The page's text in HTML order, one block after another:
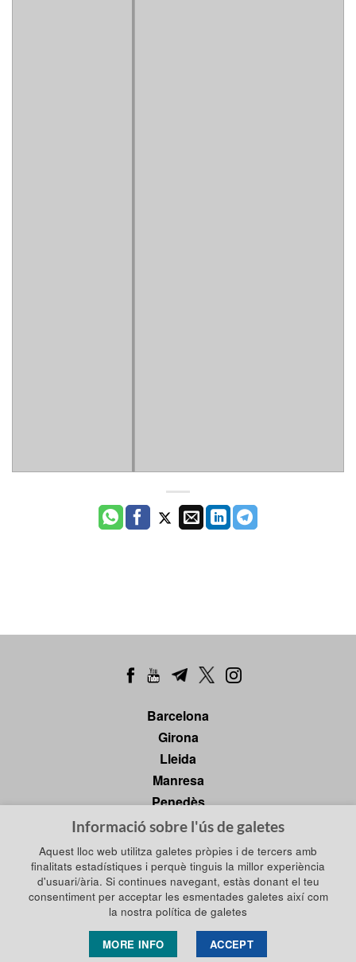
Barcelona
Girona
Lleida
Manresa
Penedès
Tarragona
Tortosa
Política de privadesa
Política de galetes
Avís legal
Informació sobre l'ús de galetes
Aquest lloc web utilitza galetes pròpies i de tercers amb
finalitats estadístiques i perquè tinguis la millor experiència
d'usuari/ària. Si continues navegant, estàs donant el teu
consentiment per acceptar les esmentades galetes així com
la nostra política de galetes
MORE INFO ACCEPT